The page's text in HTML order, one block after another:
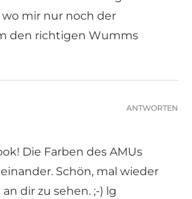
wo mir nur noch der
den richtigen Wumms
Die Farben des AMUs
Schön, mal wieder
dir zu sehen. ;-) lg
ANTWORTEN